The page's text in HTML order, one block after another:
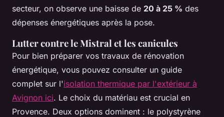
secteur, on observe une baisse de 20 à 25 % des
dépenses énergétiques après la pose.
Lutter contre le Mistral et les canicules
Pour bien préparer vos travaux de rénovation
énergétique, vous pouvez consulter un guide
complet sur l'isolation thermique par l'extérieur à
Avignon ici. Le choix du matériau est crucial en
Provence. Deux options dominent : le polystyrène